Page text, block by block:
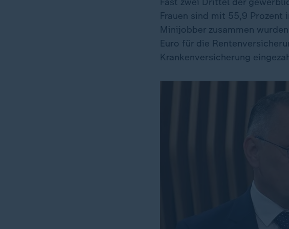
Frauen sind mit 55,9 Prozent
Minijobber zusammen
Euro für die
Krankenversicherung